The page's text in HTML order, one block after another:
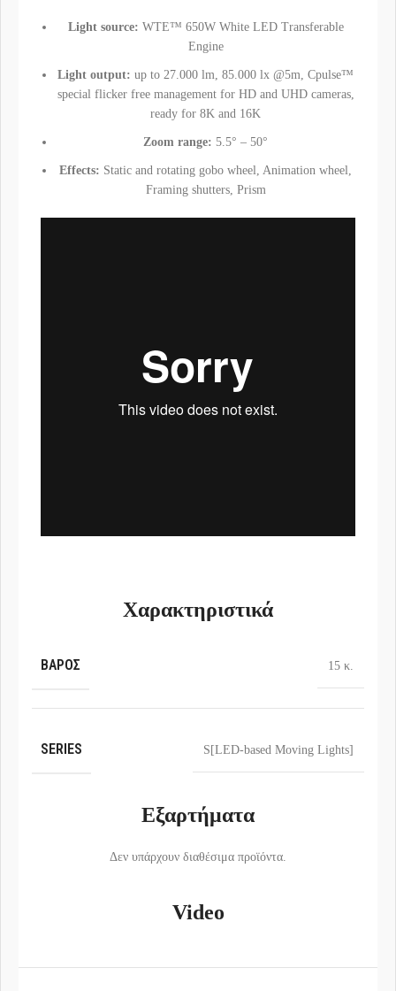
Light source: WTE™ 650W White LED Transferable
Engine
Light output: up to 27.000 lm, 85.000 lx @5m, Cpulse™
special flicker free management for HD and UHD cameras,
ready for 8K and 16K
Zoom range: 5.5° – 50°
Effects: Static and rotating gobo wheel, Animation wheel,
Framing shutters, Prism
Χαρακτηριστικά
ΒΆΡΟΣ 15 κ.
SERIES S[LED-based Moving Lights]
Εξαρτήματα
Δεν υπάρχουν διαθέσιμα προϊόντα.
Video